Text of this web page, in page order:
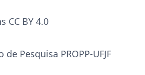
CC BY 4.0
Pesquisa PROPP-UFJF